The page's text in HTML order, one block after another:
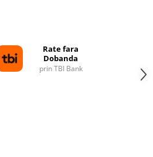
Rate fara
Dobanda
prin TBI Bank